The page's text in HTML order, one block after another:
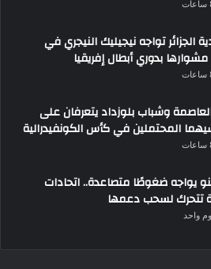
الجزائر تواجه نيجيليك النيجري في
مشوارها بدوري أبطال إفريقيا
وشباب بلوزداد يتعرفان على
المحتملين في كأس الكونفيدرالية
يواجه ضغوطًا متصاعدة.. اتحادات
تتحرك لسحب دعمها
واحد